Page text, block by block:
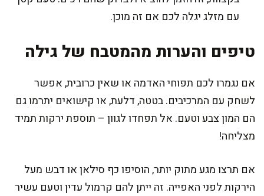
עם מזלג יגלה לכם אם זה מוכן.
טיפים והערות מהמטבח של גילה
אם נגמרו לכם תפוחי האדמה או שאין כרובית, אפשר
לשחק עם המרכיבים. בטטה, דלעת, או קישואים יתרמו גם
הם המון צבע וטעם. אל תפחדו לגוון – תוספת ירקות תמיד
מצליחה!
אם תרצו מגע מתוק יותר, הוסיפו כף סילאן או דבש מעל
הירקות לפני האפייה. זה ייתן להם קרמול עדין וטעם עשיר